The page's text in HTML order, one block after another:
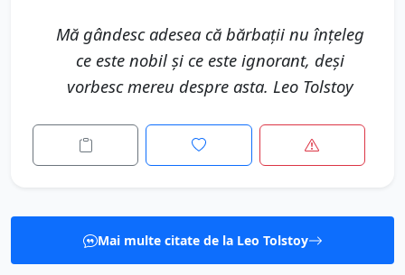
Mă gândesc adesea că bărbații nu înțeleg
ce este nobil și ce este ignorant, deși
vorbesc mereu despre asta. Leo Tolstoy
Mai multe citate de la Leo Tolstoy